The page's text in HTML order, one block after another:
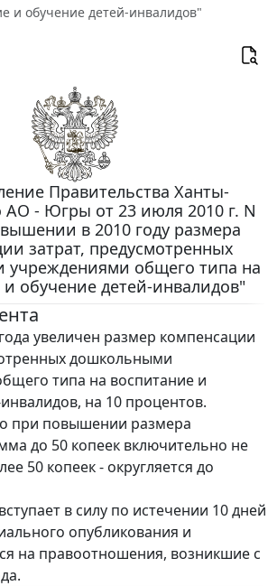
и обучение детей-инвалидов"
Правительства Ханты-
АО - Югры от 23 июля 2010 г. N
в 2010 году размера
затрат, предусмотренных
общего типа на
обучение детей-инвалидов"
увеличен размер компенсации
дошкольными
типа на воспитание и
на 10 процентов.
при повышении размера
до 50 копеек включительно не
50 копеек - округляется до
в силу по истечении 10 дней
опубликования и
на правоотношения, возникшие с